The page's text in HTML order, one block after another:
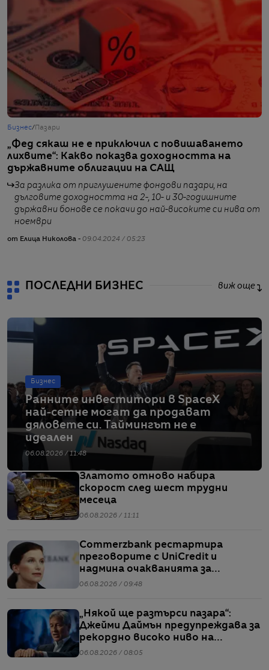
Бизнес/Пазари
„Фед сякаш не е приключил с повишаването
лихвите“: Какво показва доходността на
държавните облигации на САЩ
За разлика от приглушените фондови пазари, на
дълговите доходността на 2-, 10- и 30-годишните
държавни бонове се покачи до най-високите си нива от
ноември
от Елица Николова - 09.04.2024 / 05:23
ПОСЛЕДНИ БИЗНЕС виж още
Бизнес
Ранните инвеститори в SpaceX
най-сетне могат да продават
дяловете си. Таймингът не е
идеален
06.08.2026 / 11:48
Златото отново набира
скорост след шест трудни
месеца
06.08.2026 / 11:11
Commerzbank рестартира
преговорите с UniCredit и
надмина очакванията за
тримесечието
06.08.2026 / 09:48
„Някой ще разтърси пазара“:
Джейми Даймън предупреждава за
рекордно високо ниво на
ливъридж
06.08.2026 / 08:05